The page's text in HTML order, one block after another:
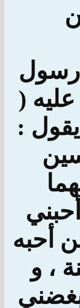
عليه (
:
أحبه
، و